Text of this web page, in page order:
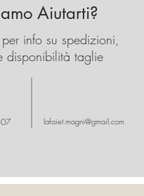
Aiutarti?
info su spedizioni,
disponibilità taglie
lafaiet.magni@gmail.com